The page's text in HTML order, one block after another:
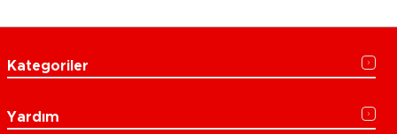
Kategoriler
Yardım